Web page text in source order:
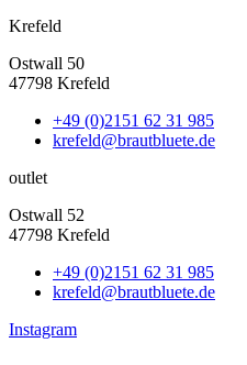
Krefeld
Ostwall 50
47798 Krefeld
+49 (0)2151 62 31 985
krefeld@brautbluete.de
outlet
Ostwall 52
47798 Krefeld
+49 (0)2151 62 31 985
krefeld@brautbluete.de
Instagram